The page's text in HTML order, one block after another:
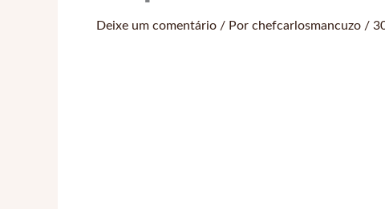
Deixe um comentário / Por chefcarlosmancuzo /